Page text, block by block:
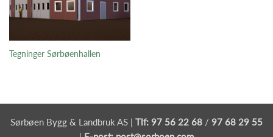
Tegninger Sørbøenhallen
Sørbøen Bygg & Landbruk AS | Tlf: 97 56 22 68 / 97 68 29 55